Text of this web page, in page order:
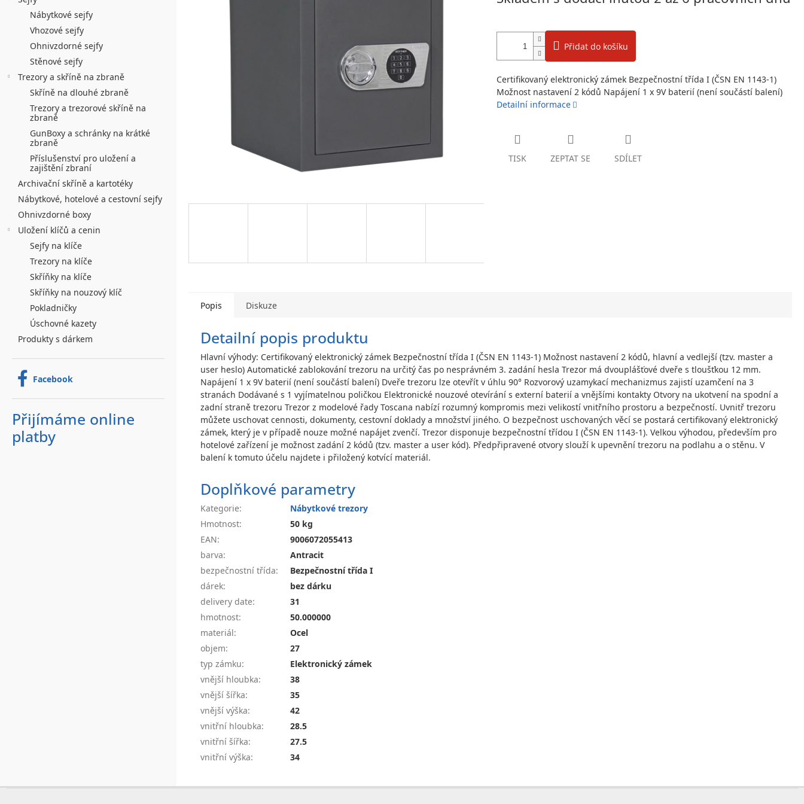
n
Nábytkové sejfy
Vhozové sejfy
Ohnivzdorné sejfy
Stěnové sejfy
Trezory a skříně na zbraně
Skříně na dlouhé zbraně
Trezory a trezorové skříně na
zbraně
GunBoxy a schránky na krátké
zbraně
Příslušenství pro uložení a
zajištění zbraní
Archivační skříně a kartotéky
Nábytkové, hotelové a cestovní sejfy
Ohnivzdorné boxy
Uložení klíčů a cenin
Sejfy na klíče
Trezory na klíče
Skříňky na klíče
Skříňky na nouzový klíč
Pokladničky
Úschovné kazety
Produkty s dárkem
Facebook
Přijímáme online
platby
Přidat do košíku
Certifikovaný elektronický zámek Bezpečnostní třída I (ČSN EN 1143-1)
Možnost nastavení 2 kódů Napájení 1 x 9V baterií (není součástí balení)
Detailní informace
TISK ZEPTAT SE SDÍLET
Popis Diskuze
Detailní popis produktu
Hlavní výhody: Certifikovaný elektronický zámek Bezpečnostní třída I (ČSN EN 1143-1) Možnost nastavení 2 kódů, hlavní a vedlejší (tzv. master a
user heslo) Automatické zablokování trezoru na určitý čas po nesprávném 3. zadání hesla Trezor má dvouplášťové dveře s tloušťkou 12 mm.
Napájení 1 x 9V baterií (není součástí balení) Dveře trezoru lze otevřít v úhlu 90° Rozvorový uzamykací mechanizmus zajistí uzamčení na 3
stranách Dodávané s 1 vyjímatelnou poličkou Elektronické nouzové otevírání s externí baterií a vnějšími kontakty Otvory na ukotvení na spodní a
zadní straně trezoru Trezor z modelové řady Toscana nabízí rozumný kompromis mezi velikostí vnitřního prostoru a bezpečností. Uvnitř trezoru
můžete uschovat cennosti, dokumenty, cestovní doklady a množství jiného. O bezpečnost uschovaných věcí se postará certifikovaný elektronický
zámek, který je v případě nouze možné napájet zvenčí. Trezor disponuje bezpečnostní třídou I (ČSN EN 1143-1). Velkou výhodou, především pro
hotelové zařízení je možnost zadání 2 kódů (tzv. master a user kód). Předpřipravené otvory slouží k upevnění trezoru na podlahu a o stěnu. V
balení k tomuto účelu najdete i přiložený kotvící materiál.
Doplňkové parametry
Kategorie:
Nábytkové trezory
Hmotnost:
50 kg
EAN:
9006072055413
barva:
Antracit
bezpečnostní třída:
Bezpečnostní třída I
dárek:
bez dárku
delivery date:
31
hmotnost:
50.000000
materiál:
Ocel
objem:
27
typ zámku:
Elektronický zámek
vnější hloubka:
38
vnější šířka:
35
vnější výška:
42
vnitřní hloubka:
28.5
vnitřní šířka:
27.5
vnitřní výška: 34